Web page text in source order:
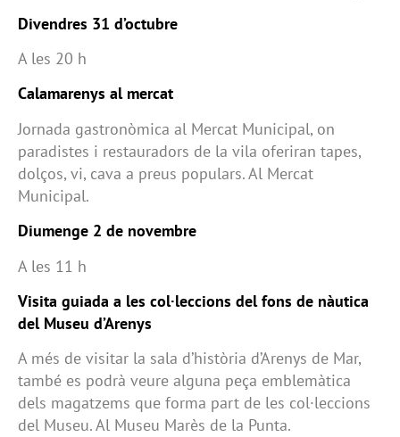
Divendres 31 d’octubre
A les 20 h
Calamarenys al mercat
Jornada gastronòmica al Mercat Municipal, on
paradistes i restauradors de la vila oferiran tapes,
dolços, vi, cava a preus populars. Al Mercat
Municipal.
Diumenge 2 de novembre
A les 11 h
Visita guiada a les col·leccions del fons de nàutica
del Museu d’Arenys
A més de visitar la sala d’història d’Arenys de Mar,
també es podrà veure alguna peça emblemàtica
dels magatzems que forma part de les col·leccions
del Museu. Al Museu Marès de la Punta.